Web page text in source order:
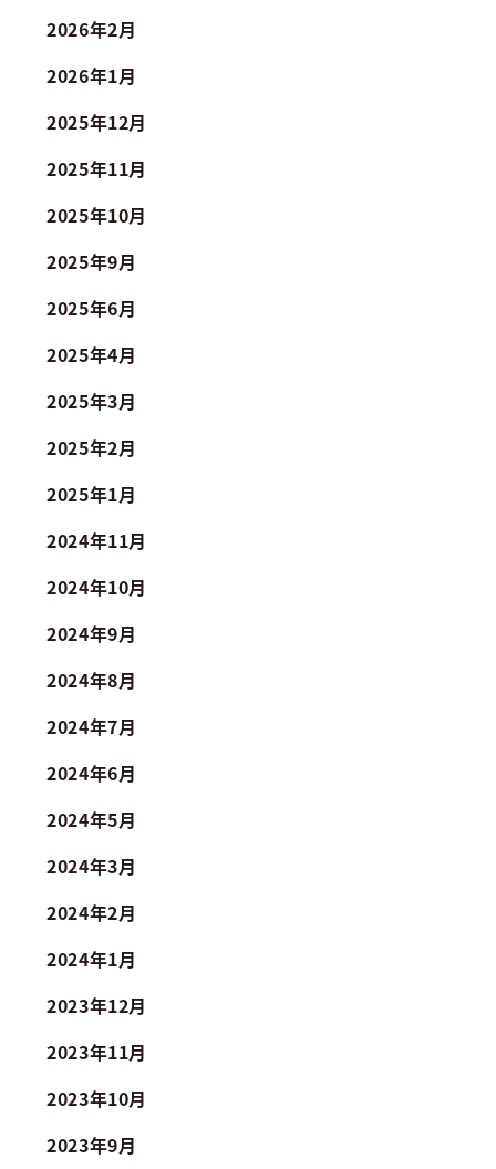
2026年2月
2026年1月
2025年12月
2025年11月
2025年10月
2025年9月
2025年6月
2025年4月
2025年3月
2025年2月
2025年1月
2024年11月
2024年10月
2024年9月
2024年8月
2024年7月
2024年6月
2024年5月
2024年3月
2024年2月
2024年1月
2023年12月
2023年11月
2023年10月
2023年9月